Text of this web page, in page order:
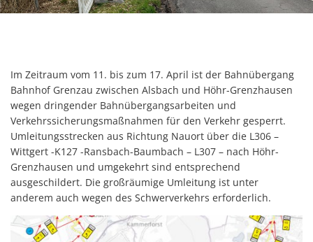
Im Zeitraum vom 11. bis zum 17. April ist der Bahnübergang
Bahnhof Grenzau zwischen Alsbach und Höhr-Grenzhausen
wegen dringender Bahnübergangsarbeiten und
Verkehrssicherungsmaßnahmen für den Verkehr gesperrt.
Umleitungsstrecken aus Richtung Nauort über die L306 –
Wittgert -K127 -Ransbach-Baumbach – L307 – nach Höhr-
Grenzhausen und umgekehrt sind entsprechend
ausgeschildert. Die großräumige Umleitung ist unter
anderem auch wegen des Schwerverkehrs erforderlich.